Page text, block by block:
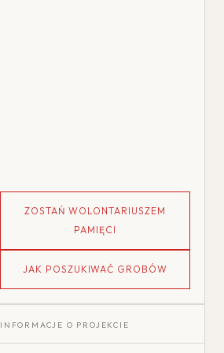
ZOSTAŃ WOLONTARIUSZEM
PAMIĘCI
JAK POSZUKIWAĆ GROBÓW
INFORMACJE O PROJEKCIE